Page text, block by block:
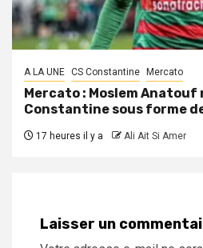
A LA UNE CS Constantine Mercato
Mercato : Moslem Anatouf
Constantine sous forme
17 heures il y a Ali Ait Si Amer
Laisser un